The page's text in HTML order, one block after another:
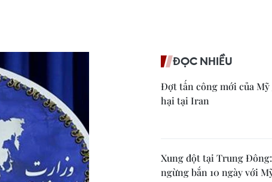
ĐỌC NHIỀU
Đợt tấn công mới của
hại tại Iran
Xung đột tại Trung
ngừng bắn 10 ngày với